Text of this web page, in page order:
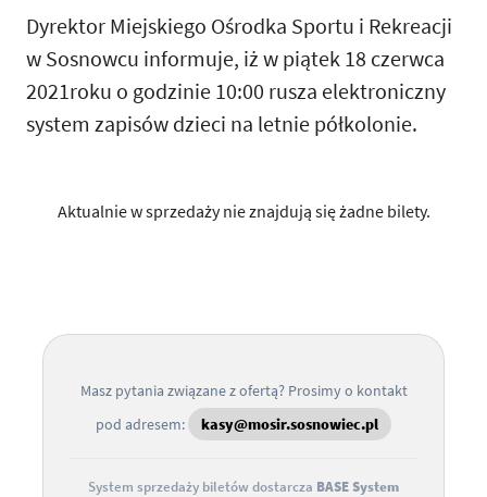
Dyrektor Miejskiego Ośrodka Sportu i Rekreacji
w Sosnowcu informuje, iż w piątek 18 czerwca
2021roku o godzinie 10:00 rusza elektroniczny
system zapisów dzieci na letnie półkolonie.
Aktualnie w sprzedaży nie znajdują się żadne bilety.
Masz pytania związane z ofertą? Prosimy o kontakt
pod adresem:
kasy@mosir.sosnowiec.pl
System sprzedaży biletów dostarcza BASE System